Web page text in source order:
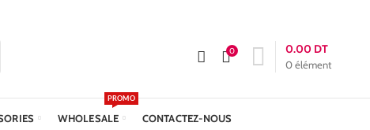
0
0élément
0.00 DT
WHOLESALE
PROMO
CONTACTEZ-NOUS